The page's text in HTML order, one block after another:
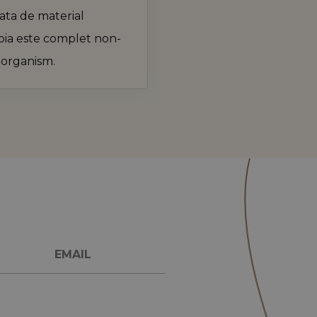
de material
este complet non-
primei vizite. Aceste informații sunt utilizate pentru a analiza și
site-ului prin înțelegerea comportamentului utilizatorului.
Sesiune
Acest cookie este folosit pentru a stoca date specifice